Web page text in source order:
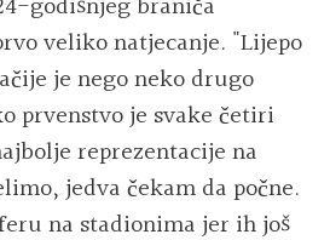
veliko natjecanje. "Lijepo
je nego neko drugo
prvenstvo je svake četiri
reprezentacije na
jedva čekam da počne.
na stadionima jer ih još